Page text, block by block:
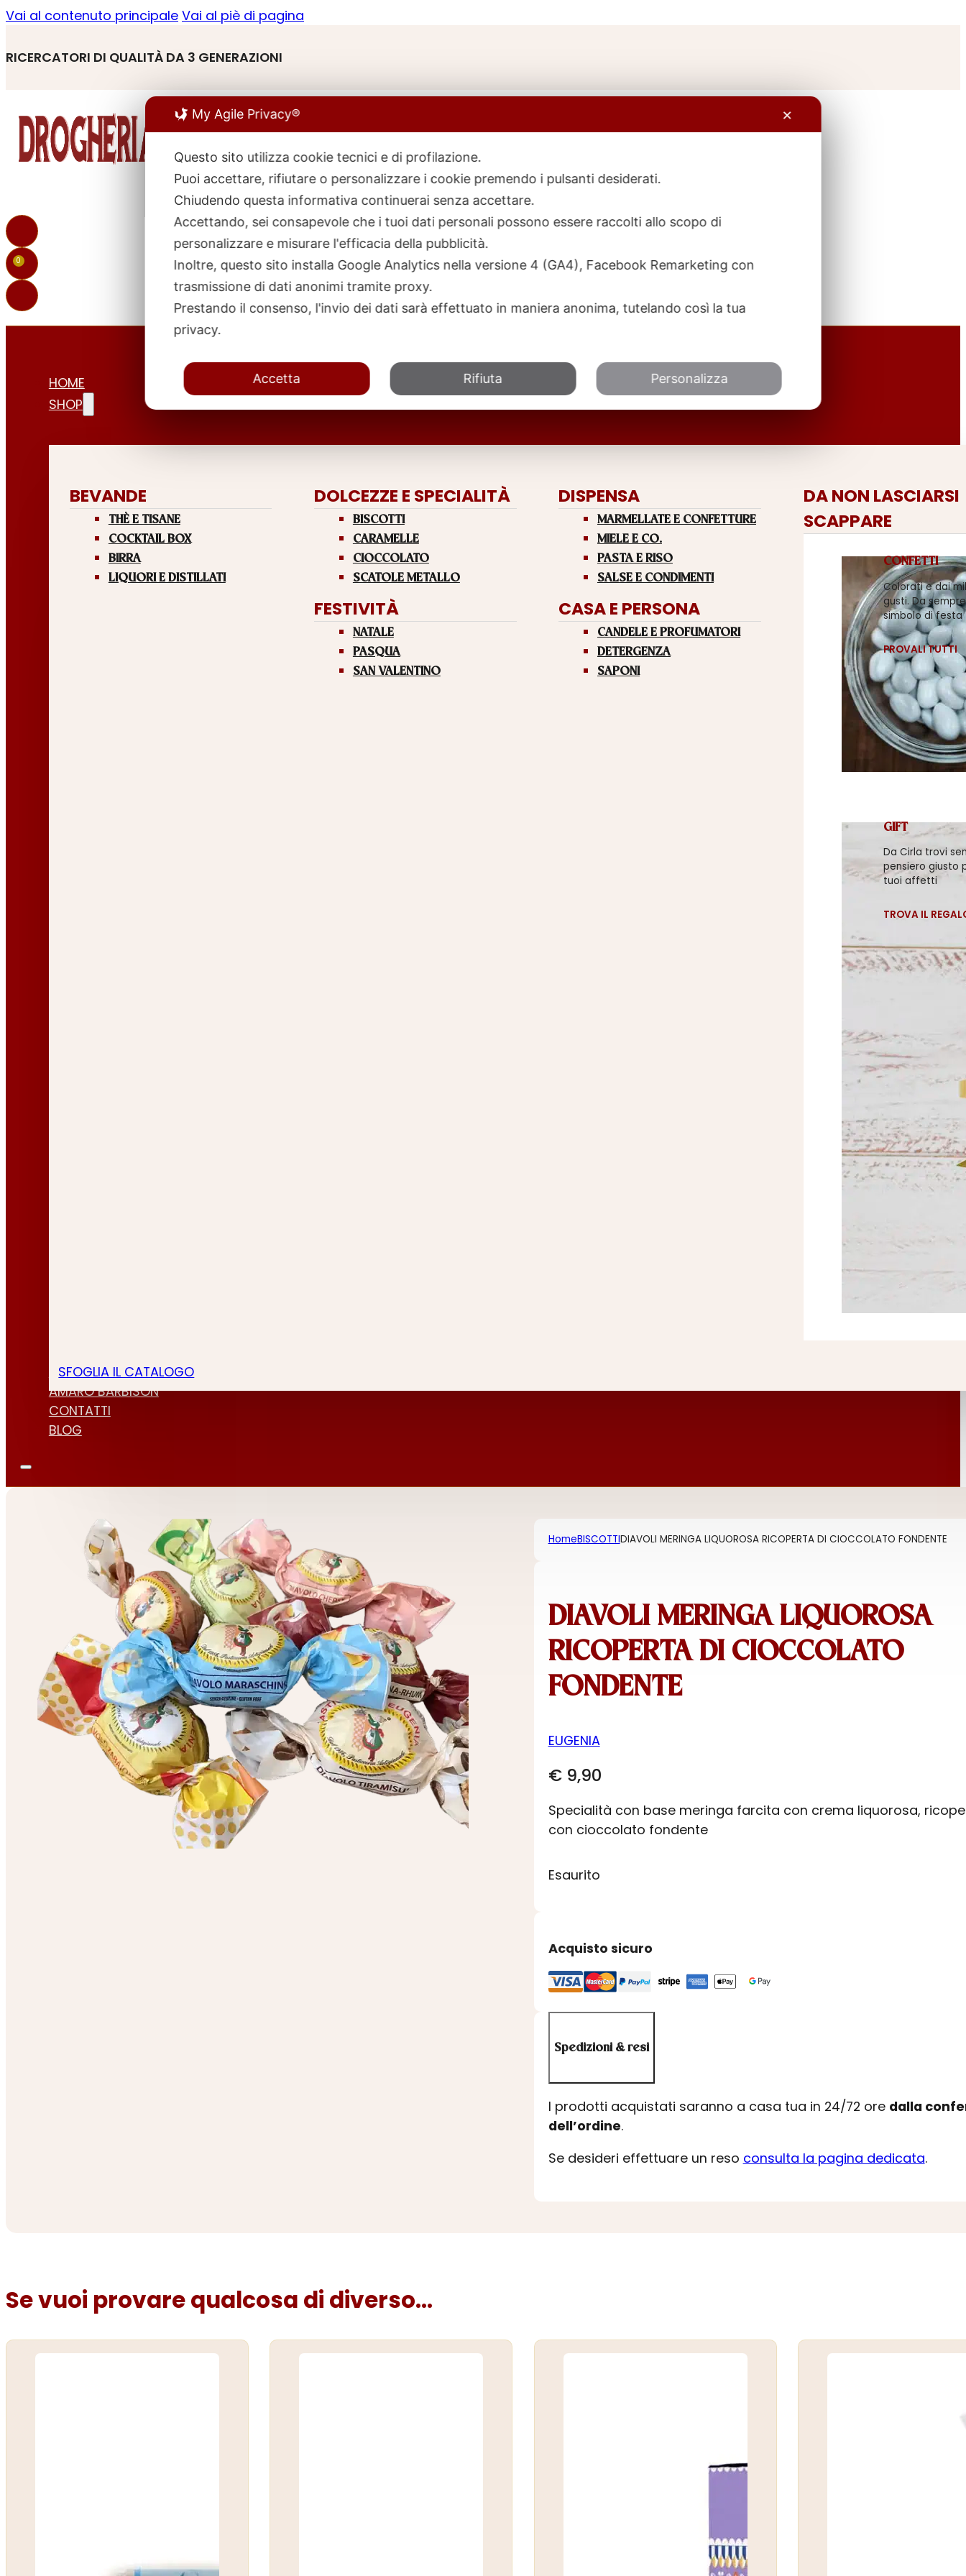
Vai al contenuto principale Vai al piè di pagina
RICERCATORI DI QUALITÀ DA 3 GENERAZIONI
Ricerca
prodotti
0
HOME
SHOP
BEVANDE
THÈ E TISANE
COCKTAIL BOX
BIRRA
LIQUORI E DISTILLATI
DOLCEZZE E SPECIALITÀ
BISCOTTI
CARAMELLE
CIOCCOLATO
SCATOLE METALLO
FESTIVITÀ
NATALE
PASQUA
SAN VALENTINO
DISPENSA
MARMELLATE E CONFETTURE
MIELE E CO.
PASTA E RISO
SALSE E CONDIMENTI
CASA E PERSONA
CANDELE E PROFUMATORI
DETERGENZA
SAPONI
DA NON LASCIARSI
SCAPPARE
CONFETTI
Colorati e dai
gusti. Da sempre
simbolo di festa
PROVALI TUTTI
GIFT
Da Cirla trovi
pensiero giusto
tuoi affetti
TROVA IL
SFOGLIA IL CATALOGO
CHI SIAMO
AMARO BARBISON
CONTATTI
BLOG
HomeBISCOTTIDIAVOLI MERINGA LIQUOROSA RICOPERTA DI CIOCCOLATO FONDENTE
DIAVOLI MERINGA LIQUOROSA
RICOPERTA DI CIOCCOLATO
FONDENTE
EUGENIA
€9,90
Specialità con base meringa farcita con crema liquorosa,
con cioccolato fondente
Esaurito
Acquisto sicuro
Spedizioni & resi
I prodotti acquistati saranno a casa tua in 24/72 ore dalla
dell’ordine.
Se desideri effettuare un reso consulta la pagina dedicata.
Se vuoi provare qualcosa di diverso...
My Agile Privacy® ✕
Questo sito utilizza cookie tecnici e di profilazione.
Puoi accettare, rifiutare o personalizzare i cookie premendo i pulsanti desiderati.
Chiudendo questa informativa continuerai senza accettare.
Accettando, sei consapevole che i tuoi dati personali possono essere raccolti allo scopo di
personalizzare e misurare l'efficacia della pubblicità.
Inoltre, questo sito installa Google Analytics nella versione 4 (GA4), Facebook Remarketing con
trasmissione di dati anonimi tramite proxy.
Prestando il consenso, l'invio dei dati sarà effettuato in maniera anonima, tutelando così la tua
privacy.
Accetta Rifiuta Personalizza